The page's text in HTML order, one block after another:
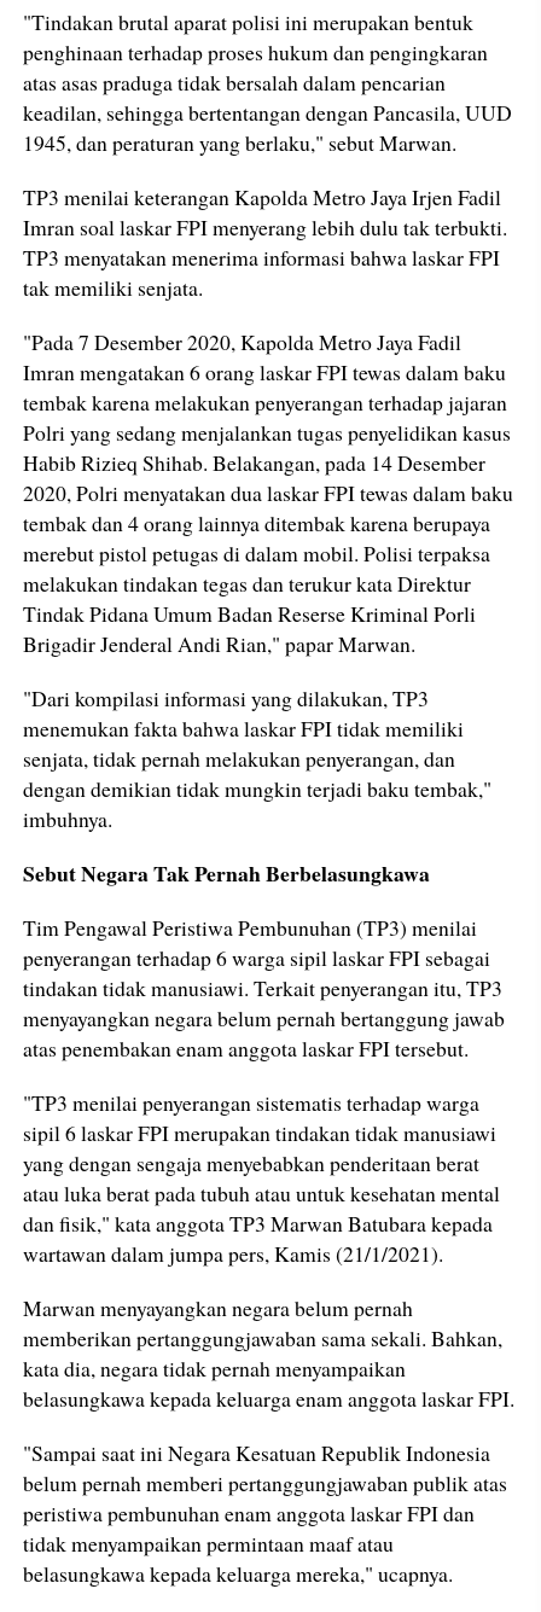
"Tindakan brutal aparat polisi ini merupakan bentuk
penghinaan terhadap proses hukum dan pengingkaran
atas asas praduga tidak bersalah dalam pencarian
keadilan, sehingga bertentangan dengan Pancasila, UUD
1945, dan peraturan yang berlaku," sebut Marwan.
TP3 menilai keterangan Kapolda Metro Jaya Irjen Fadil
Imran soal laskar FPI menyerang lebih dulu tak terbukti.
TP3 menyatakan menerima informasi bahwa laskar FPI
tak memiliki senjata.
"Pada 7 Desember 2020, Kapolda Metro Jaya Fadil
Imran mengatakan 6 orang laskar FPI tewas dalam baku
tembak karena melakukan penyerangan terhadap jajaran
Polri yang sedang menjalankan tugas penyelidikan kasus
Habib Rizieq Shihab. Belakangan, pada 14 Desember
2020, Polri menyatakan dua laskar FPI tewas dalam baku
tembak dan 4 orang lainnya ditembak karena berupaya
merebut pistol petugas di dalam mobil. Polisi terpaksa
melakukan tindakan tegas dan terukur kata Direktur
Tindak Pidana Umum Badan Reserse Kriminal Porli
Brigadir Jenderal Andi Rian," papar Marwan.
"Dari kompilasi informasi yang dilakukan, TP3
menemukan fakta bahwa laskar FPI tidak memiliki
senjata, tidak pernah melakukan penyerangan, dan
dengan demikian tidak mungkin terjadi baku tembak,"
imbuhnya.
Sebut Negara Tak Pernah Berbelasungkawa
Tim Pengawal Peristiwa Pembunuhan (TP3) menilai
penyerangan terhadap 6 warga sipil laskar FPI sebagai
tindakan tidak manusiawi. Terkait penyerangan itu, TP3
menyayangkan negara belum pernah bertanggung jawab
atas penembakan enam anggota laskar FPI tersebut.
"TP3 menilai penyerangan sistematis terhadap warga
sipil 6 laskar FPI merupakan tindakan tidak manusiawi
yang dengan sengaja menyebabkan penderitaan berat
atau luka berat pada tubuh atau untuk kesehatan mental
dan fisik," kata anggota TP3 Marwan Batubara kepada
wartawan dalam jumpa pers, Kamis (21/1/2021).
Marwan menyayangkan negara belum pernah
memberikan pertanggungjawaban sama sekali. Bahkan,
kata dia, negara tidak pernah menyampaikan
belasungkawa kepada keluarga enam anggota laskar FPI.
"Sampai saat ini Negara Kesatuan Republik Indonesia
belum pernah memberi pertanggungjawaban publik atas
peristiwa pembunuhan enam anggota laskar FPI dan
tidak menyampaikan permintaan maaf atau
belasungkawa kepada keluarga mereka," ucapnya.